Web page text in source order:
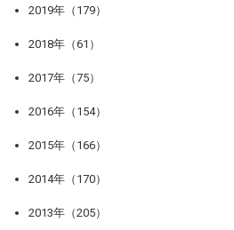
2019年（179）
2018年（61）
2017年（75）
2016年（154）
2015年（166）
2014年（170）
2013年（205）